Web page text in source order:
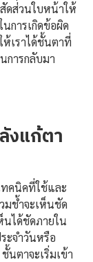
ดส่วนใบหน้าให้
การเกิดข้อผิด
เราได้ชั้นตาที่
การกลับมา
งแก้ตา
ทคนิคที่ใช้และ
มช้ำจะเห็นชัด
นได้ชัดภายใน
ะจำวันหรือ
นตาจะเริ่มเข้า